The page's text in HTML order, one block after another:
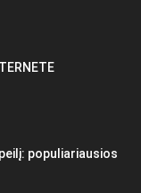
populiariausios